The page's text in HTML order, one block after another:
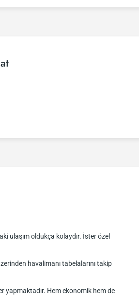
ulaşım oldukça kolaydır. İster özel
havalimanı tabelalarını takip
yapmaktadır. Hem ekonomik hem de